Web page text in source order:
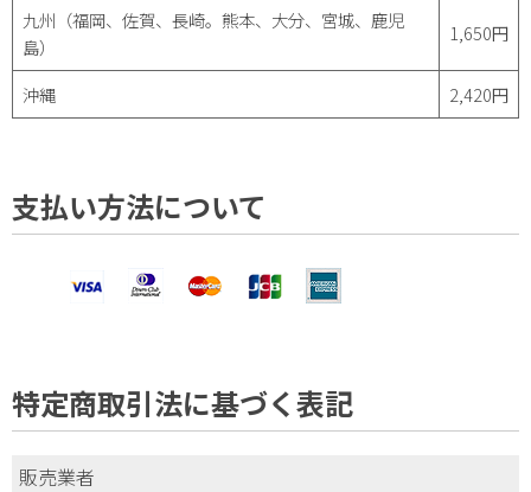
九州（福岡、佐賀、長崎。熊本、大分、宮城、鹿児
島）
1,650円
沖縄 2,420円
支払い方法について
特定商取引法に基づく表記
販売業者